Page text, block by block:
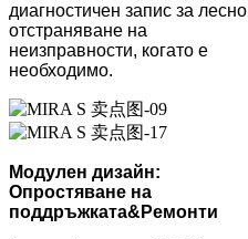
диагностичен запис за лесно
отстраняване на
неизправности, когато е
необходимо.
Модулен дизайн:
Опростяване на
поддръжката& Ремонти